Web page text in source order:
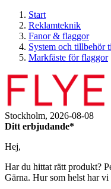
Start
Reklamteknik
Fanor & flaggor
System och tillbehör
Markfäste för flaggor
Stockholm, 2026-08-08
Ditt erbjudande*
Hej,
Har du hittat rätt produkt?
Gärna. Hur som helst har vi